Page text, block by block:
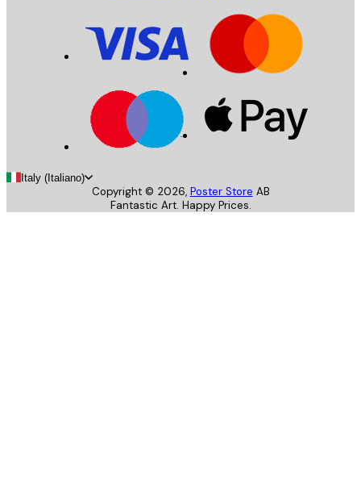
Italy (Italiano)
Copyright © 2026, Poster Store AB
Fantastic Art. Happy Prices.